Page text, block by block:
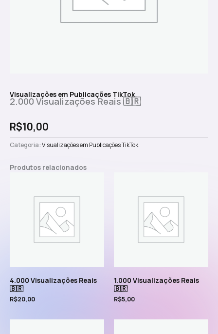
Visualizações em Publicações TikTok
2.000 Visualizações Reais 🇧🇷
R$10,00
Categoria:Visualizações em Publicações TikTok
Produtos relacionados
4.000 Visualizações Reais
🇧🇷
R$20,00
1.000 Visualizações Reais
🇧🇷
R$5,00